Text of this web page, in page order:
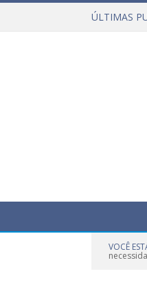
ÚLTIMAS
VOCÊ